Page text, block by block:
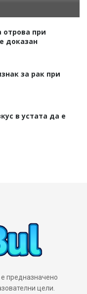
отрова при
доказан
за рак при
в устата да е
предназначено
цели.